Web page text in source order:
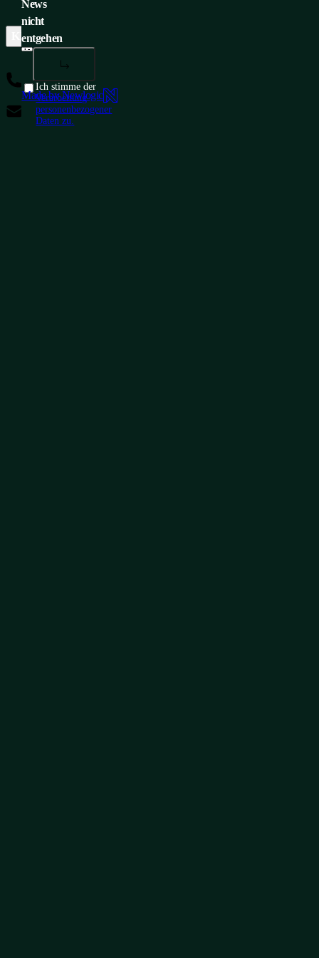
KUNDENSERVICE
+420 565 300 358
insidesales@conteg.com
News
nicht
entgehen
Ich stimme der
Verarbeitung
personenbezogener
Daten zu.
Made by Newlogic